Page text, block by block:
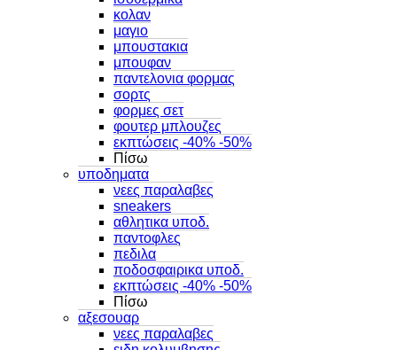
κολαν
μαγιο
μπουστακια
μπουφαν
παντελονια φορμας
σορτς
φορμες σετ
φουτερ μπλουζες
εκπτώσεις -40% -50%
Πίσω
υποδηματα
νεες παραλαβες
sneakers
αθλητικα υποδ.
παντοφλες
πεδιλα
ποδοσφαιρικα υποδ.
εκπτώσεις -40% -50%
Πίσω
αξεσουαρ
νεες παραλαβες